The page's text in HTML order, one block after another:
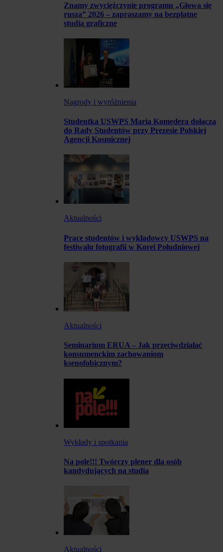
Znamy zwyciężczynie programu „Głowa się
rusza” 2026 – zapraszamy na bezpłatne
studia graficzne
Nagrody i wyróżnienia
Studentka USWPS Maria Komędera dołącza
do Rady Studentów przy Prezesie Polskiej
Agencji Kosmicznej
Aktualności
Prace studentów i wykładowcy USWPS na
festiwalu fotografii w Korei Południowej
Aktualności
Seminarium ERUA – Jak przeciwdziałać
konsumenckim zachowaniom
ksenofobicznym?
Wykłady i spotkania
Na pole!!! Twórczy plener dla osób
kandydujących na studia
Aktualności